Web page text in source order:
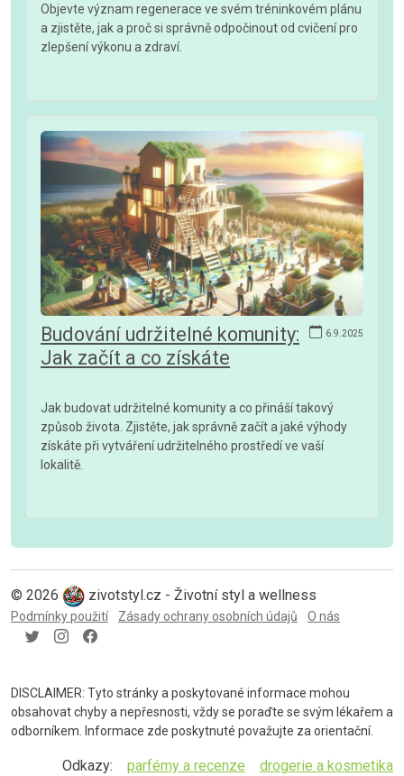
Objevte význam regenerace ve svém tréninkovém plánu
a zjistěte, jak a proč si správně odpočinout od cvičení pro
zlepšení výkonu a zdraví.
6.9.2025
Budování udržitelné komunity:
Jak začít a co získáte
Jak budovat udržitelné komunity a co přináší takový
způsob života. Zjistěte, jak správně začít a jaké výhody
získáte při vytváření udržitelného prostředí ve vaší
lokalitě.
© 2026 zivotstyl.cz - Životní styl a wellness
Podmínky použití Zásady ochrany osobních údajů O nás
DISCLAIMER: Tyto stránky a poskytované informace mohou
obsahovat chyby a nepřesnosti, vždy se poraďte se svým lékařem a
odborníkem. Informace zde poskytnuté považujte za orientační.
Odkazy: parfémy a recenze drogerie a kosmetika